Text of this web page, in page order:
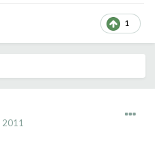
1
2011